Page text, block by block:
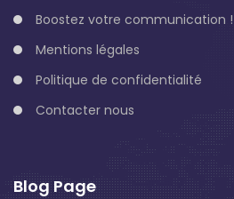
Boostez votre communication !
Mentions légales
Politique de confidentialité
Contacter nous
Blog Page